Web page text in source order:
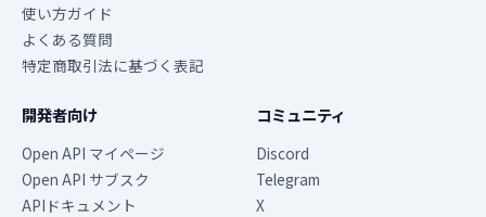
使い方ガイド
よくある質問
特定商取引法に基づく表記
開発者向け
Open API マイページ
Open API サブスク
APIドキュメント
コミュニティ
Discord
Telegram
X